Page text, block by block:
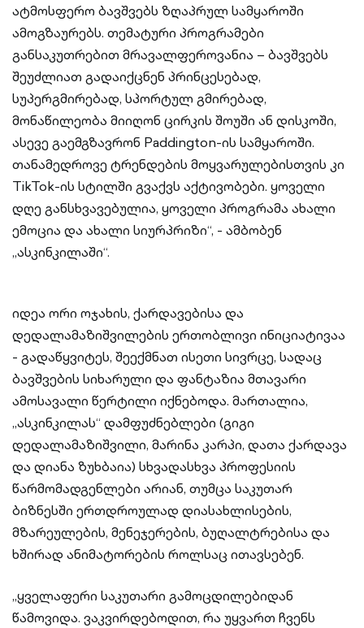
ატმოსფერო ბავშვებს ზღაპრულ სამყაროში
ამოგზაურებს. თემატური პროგრამები
განსაკუთრებით მრავალფეროვანია – ბავშვებს
შეუძლიათ გადაიქცნენ პრინცესებად,
სუპერგმირებად, სპორტულ გმირებად,
მონაწილეობა მიიღონ ცირკის შოუში ან დისკოში,
ასევე გაემგზავრონ Paddington-ის სამყაროში.
თანამედროვე ტრენდების მოყვარულებისთვის კი
TikTok-ის სტილში გვაქვს აქტივობები. ყოველი
დღე განსხვავებულია, ყოველი პროგრამა ახალი
ემოცია და ახალი სიურპრიზი“, - ამბობენ
„ასკინკილაში“.
იდეა ორი ოჯახის, ქარდავებისა და
დედალამაზიშვილების ერთობლივი ინიციატივაა
- გადაწყვიტეს, შეექმნათ ისეთი სივრცე, სადაც
ბავშვების სიხარული და ფანტაზია მთავარი
ამოსავალი წერტილი იქნებოდა. მართალია,
„ასკინკილას“ დამფუძნებლები (გიგი
დედალამაზიშვილი, მარინა კარპი, დათა ქარდავა
და დიანა ზუხბაია) სხვადასხვა პროფესიის
წარმომადგენლები არიან, თუმცა საკუთარ
ბიზნესში ერთდროულად დიასახლისების,
მზარეულების, მენეჯერების, ბუღალტრებისა და
ხშირად ანიმატორების როლსაც ითავსებენ.
„ყველაფერი საკუთარი გამოცდილებიდან
წამოვიდა. ვაკვირდებოდით, რა უყვართ ჩვენს